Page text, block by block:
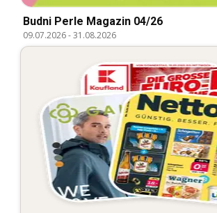
Budni Perle Magazin 04/26
09.07.2026-31.08.2026